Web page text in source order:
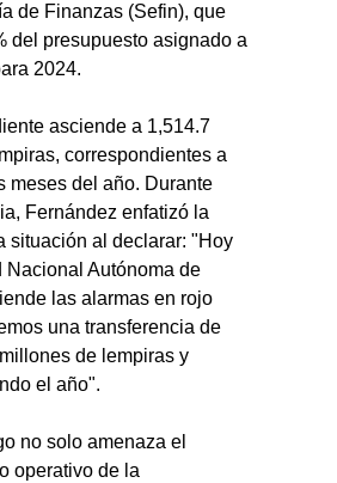
de Finanzas (Sefin), que
del presupuesto asignado a
2024.
asciende a 1,514.7
correspondientes a
meses del año. Durante
Fernández enfatizó la
situación al declarar: "Hoy
Nacional Autónoma de
las alarmas en rojo
una transferencia de
de lempiras y
el año".
no solo amenaza el
operativo de la